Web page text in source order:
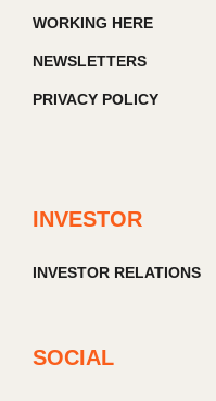
WORKING HERE
NEWSLETTERS
PRIVACY POLICY
INVESTOR
INVESTOR RELATIONS
SOCIAL